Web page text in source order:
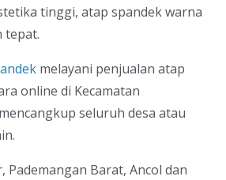
tinggi, atap spandek warna
tepat.
melayani penjualan atap
online di Kecamatan
seluruh desa atau
Pademangan Barat, Ancol dan